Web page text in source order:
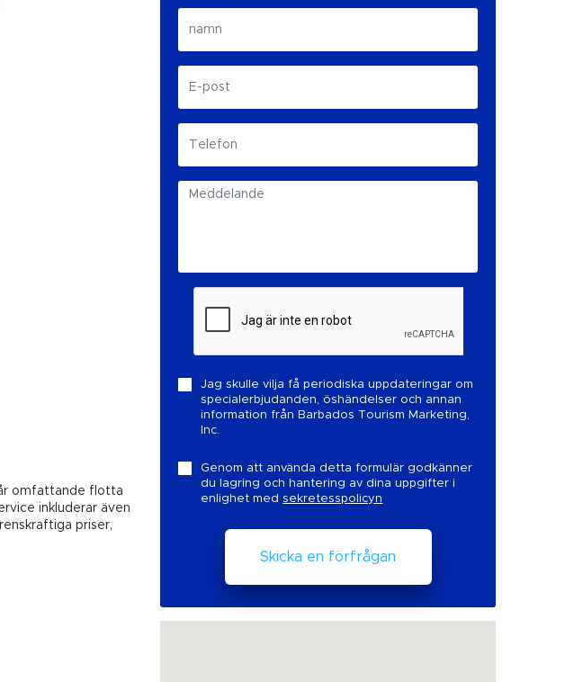
omfattande flotta
inkluderar även
priser,
Jag skulle vilja få periodiska uppdateringar om
specialerbjudanden, öshändelser och annan
information från Barbados Tourism Marketing,
Inc.
Genom att använda detta formulär godkänner
du lagring och hantering av dina uppgifter i
enlighet medsekretesspolicyn